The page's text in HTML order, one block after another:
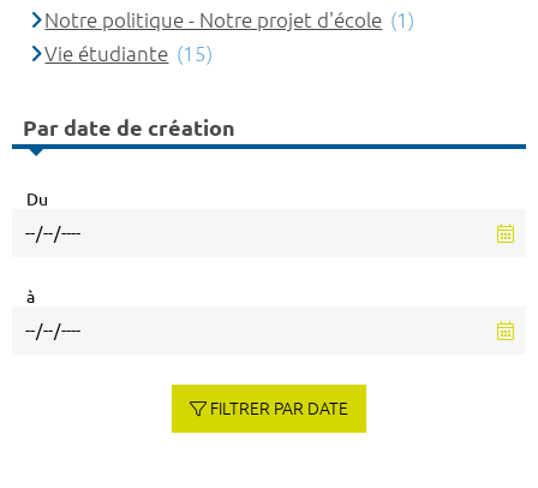
Notre politique - Notre projet d'école (1)
Vie étudiante (15)
Par date de création
Du
à
FILTRER PAR DATE